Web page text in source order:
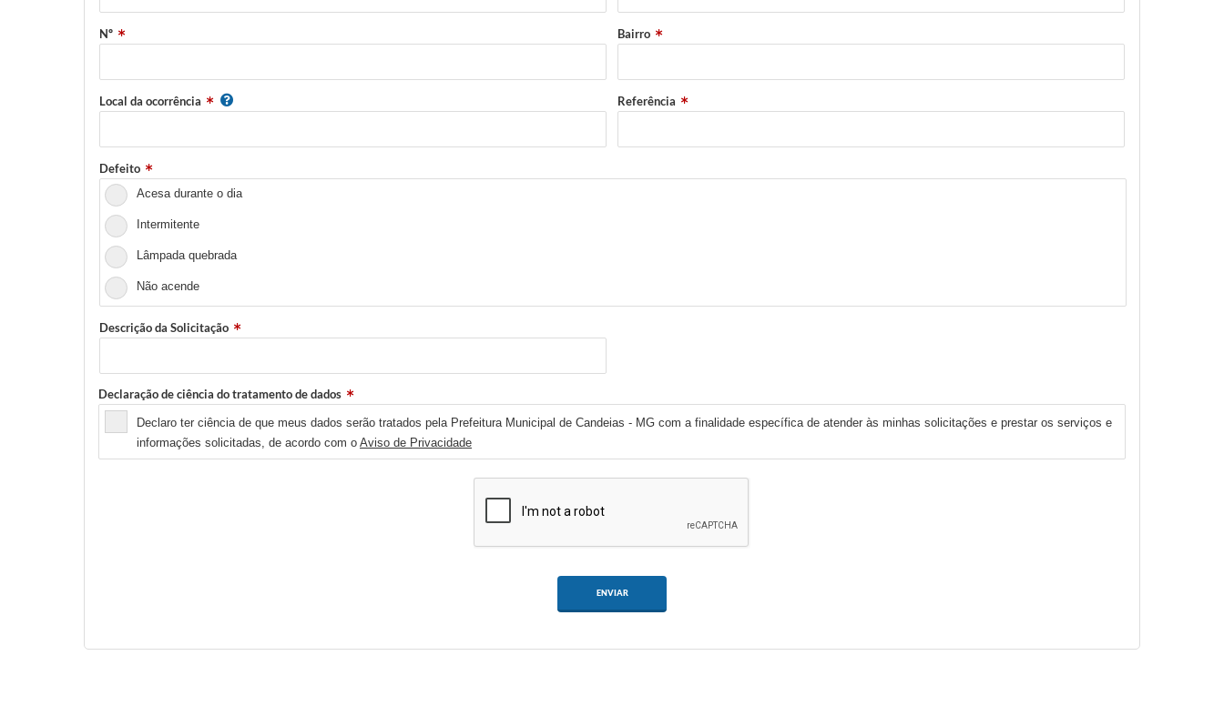
Nº Bairro
Local da ocorrência Referência
Defeito
Acesa durante o dia
Intermitente
Lâmpada quebrada
Não acende
Descrição da Solicitação
Declaração de ciência do tratamento de dados
Declaro ter ciência de que meus dados serão tratados pela Prefeitura Municipal de Candeias - MG com a finalidade específica de atender às minhas solicitações e prestar os serviços e
informações solicitadas, de acordo com o Aviso de Privacidade
ENVIAR